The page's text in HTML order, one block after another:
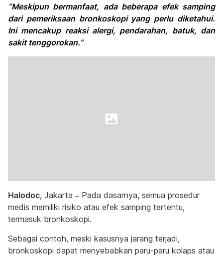
“Meskipun bermanfaat, ada beberapa efek samping
dari pemeriksaan bronkoskopi yang perlu diketahui.
Ini mencakup reaksi alergi, pendarahan, batuk, dan
sakit tenggorokan.”
Halodoc, Jakarta – Pada dasarnya, semua prosedur
medis memiliki risiko atau efek samping tertentu,
termasuk bronkoskopi.
Sebagai contoh, meski kasusnya jarang terjadi,
bronkoskopi dapat menyebabkan paru-paru kolaps atau